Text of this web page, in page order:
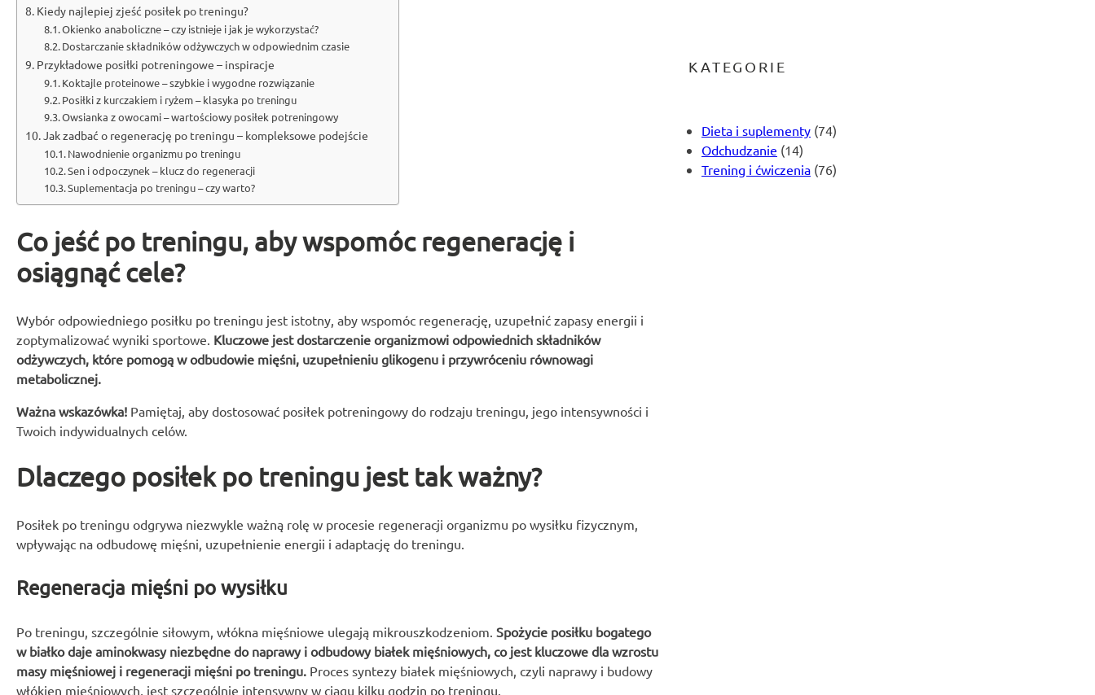
Kiedy najlepiej zjeść posiłek po treningu?
Okienko anaboliczne – czy istnieje i jak je wykorzystać?
Dostarczanie składników odżywczych w odpowiednim czasie
Przykładowe posiłki potreningowe – inspiracje
Koktajle proteinowe – szybkie i wygodne rozwiązanie
Posiłki z kurczakiem i ryżem – klasyka po treningu
Owsianka z owocami – wartościowy posiłek potreningowy
Jak zadbać o regenerację po treningu – kompleksowe podejście
Nawodnienie organizmu po treningu
Sen i odpoczynek – klucz do regeneracji
Suplementacja po treningu – czy warto?
Co jeść po treningu, aby wspomóc regenerację i
osiągnąć cele?
Wybór odpowiedniego posiłku po treningu jest istotny, aby wspomóc regenerację, uzupełnić zapasy energii i
zoptymalizować wyniki sportowe. Kluczowe jest dostarczenie organizmowi odpowiednich składników
odżywczych, które pomogą w odbudowie mięśni, uzupełnieniu glikogenu i przywróceniu równowagi
metabolicznej.
Ważna wskazówka! Pamiętaj, aby dostosować posiłek potreningowy do rodzaju treningu, jego intensywności i
Twoich indywidualnych celów.
Dlaczego posiłek po treningu jest tak ważny?
Posiłek po treningu odgrywa niezwykle ważną rolę w procesie regeneracji organizmu po wysiłku fizycznym,
wpływając na odbudowę mięśni, uzupełnienie energii i adaptację do treningu.
Regeneracja mięśni po wysiłku
Po treningu, szczególnie siłowym, włókna mięśniowe ulegają mikrouszkodzeniom. Spożycie posiłku bogatego
w białko daje aminokwasy niezbędne do naprawy i odbudowy białek mięśniowych, co jest kluczowe dla wzrostu
masy mięśniowej i regeneracji mięśni po treningu. Proces syntezy białek mięśniowych, czyli naprawy i budowy
włókien mięśniowych, jest szczególnie intensywny w ciągu kilku godzin po treningu.
KATEGORIE
Dieta i suplementy (74)
Odchudzanie (14)
Trening i ćwiczenia (76)